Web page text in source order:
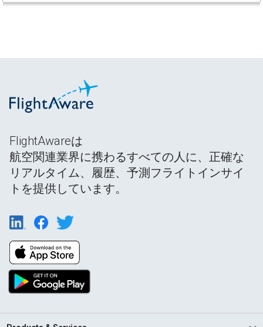
FlightAwareは
航空関連業界に携わるすべての人に、正確な
リアルタイム、履歴、予測フライトインサイ
トを提供しています。